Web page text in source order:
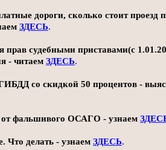
дороги, сколько стоит проезд
ЗДЕСЬ.
прав судебными приставами(с
- читаем ЗДЕСЬ.
со скидкой 50 процентов -
от фальшивого ОСАГО - узнаем
Что делать - узнаем ЗДЕСЬ.